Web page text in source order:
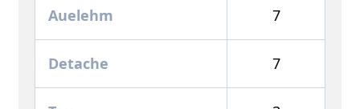
Auelehm 7
Detache 7